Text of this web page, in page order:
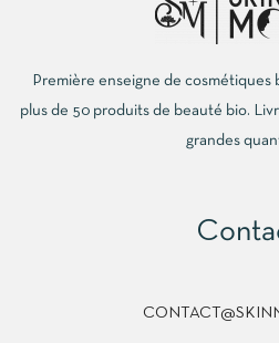
Première enseigne de cosmétiques
plus de 50 produits de beauté bio.
grandes